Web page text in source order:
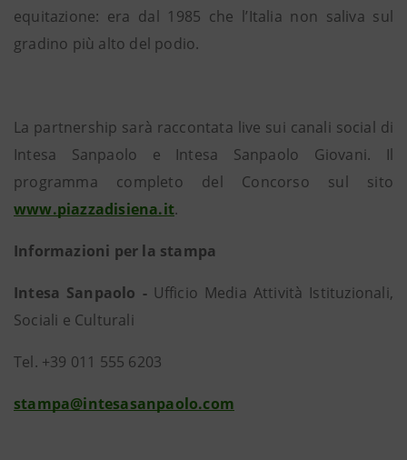
equitazione: era dal 1985 che l’Italia non saliva sul
gradino più alto del podio.
La partnership sarà raccontata live sui canali social di
Intesa Sanpaolo e Intesa Sanpaolo Giovani. Il
programma completo del Concorso sul sito
www.piazzadisiena.it.
Informazioni per la stampa
Intesa Sanpaolo - Ufficio Media Attività Istituzionali,
Sociali e Culturali
Tel. +39 011 555 6203
stampa@intesasanpaolo.com